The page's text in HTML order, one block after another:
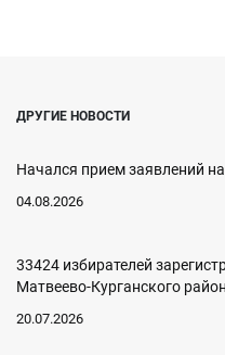
ДРУГИЕ НОВОСТИ
Начался прием заявлений
04.08.2026
33424 избирателей
Матвеево-Курганского
20.07.2026